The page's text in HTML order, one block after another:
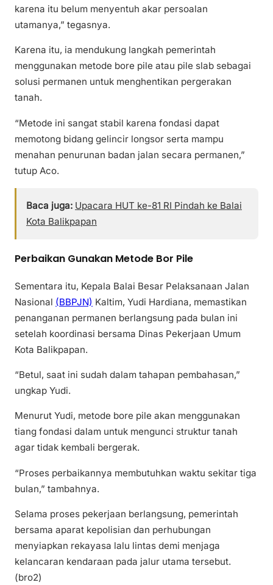
karena itu belum menyentuh akar persoalan
utamanya,” tegasnya.
Karena itu, ia mendukung langkah pemerintah
menggunakan metode bore pile atau pile slab sebagai
solusi permanen untuk menghentikan pergerakan
tanah.
“Metode ini sangat stabil karena fondasi dapat
memotong bidang gelincir longsor serta mampu
menahan penurunan badan jalan secara permanen,”
tutup Aco.
Baca juga: Upacara HUT ke-81 RI Pindah ke Balai
Kota Balikpapan
Perbaikan Gunakan Metode Bor Pile
Sementara itu, Kepala Balai Besar Pelaksanaan Jalan
Nasional (BBPJN) Kaltim, Yudi Hardiana, memastikan
penanganan permanen berlangsung pada bulan ini
setelah koordinasi bersama Dinas Pekerjaan Umum
Kota Balikpapan.
“Betul, saat ini sudah dalam tahapan pembahasan,”
ungkap Yudi.
Menurut Yudi, metode bore pile akan menggunakan
tiang fondasi dalam untuk mengunci struktur tanah
agar tidak kembali bergerak.
“Proses perbaikannya membutuhkan waktu sekitar tiga
bulan,” tambahnya.
Selama proses pekerjaan berlangsung, pemerintah
bersama aparat kepolisian dan perhubungan
menyiapkan rekayasa lalu lintas demi menjaga
kelancaran kendaraan pada jalur utama tersebut.
(bro2)